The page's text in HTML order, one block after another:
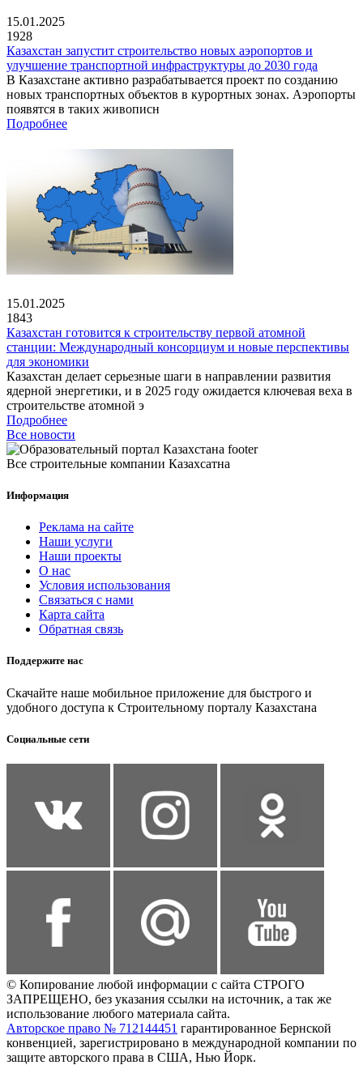
15.01.2025
1928
Казахстан запустит строительство новых аэропортов и
улучшение транспортной инфраструктуры до 2030 года
В Казахстане активно разрабатывается проект по созданию
новых транспортных объектов в курортных зонах. Аэропорты
появятся в таких живописн
Подробнее
15.01.2025
1843
Казахстан готовится к строительству первой атомной
станции: Международный консорциум и новые перспективы
для экономики
Казахстан делает серьезные шаги в направлении развития
ядерной энергетики, и в 2025 году ожидается ключевая веха в
строительстве атомной э
Подробнее
Все новости
Все строительные компании Казахсатна
Информация
Реклама на сайте
Наши услуги
Наши проекты
О нас
Условия использования
Связаться с нами
Карта сайта
Обратная связь
Поддержите нас
Скачайте наше мобильное приложение для быстрого и
удобного доступа к Строительному порталу Казахстана
Социальные сети
© Копирование любой информации с сайта СТРОГО
ЗАПРЕЩЕНО, без указания ссылки на источник, а так же
использование любого материала сайта.
Авторское право № 712144451 гарантированное Бернской
конвенцией, зарегистрировано в международной компании по
защите авторского права в США, Нью Йорк.